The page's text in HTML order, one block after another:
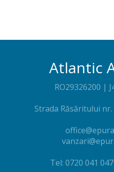
Atlantic
RO29326200 |
Strada Răsăritului
Tel: 0720 041